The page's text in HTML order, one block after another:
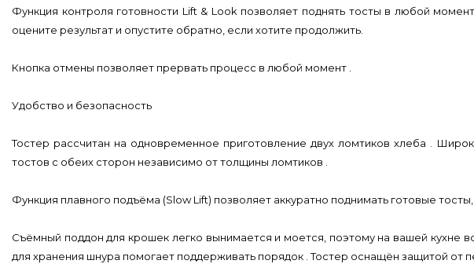
Функция контроля готовности Lift & Look позволяет поднять тосты в любой
оцените результат и опустите обратно, если хотите продолжить.
Кнопка отмены позволяет прервать процесс в любой момент .
Удобство и безопасность
Тостер рассчитан на одновременное приготовление двух ломтиков хлеба .
тостов с обеих сторон независимо от толщины ломтиков .
Функция плавного подъёма (Slow Lift) позволяет аккуратно поднимать готовые
Съёмный поддон для крошек легко вынимается и моется, поэтому на вашей кухне
для хранения шнура помогает поддерживать порядок . Тостер оснащён защитой от